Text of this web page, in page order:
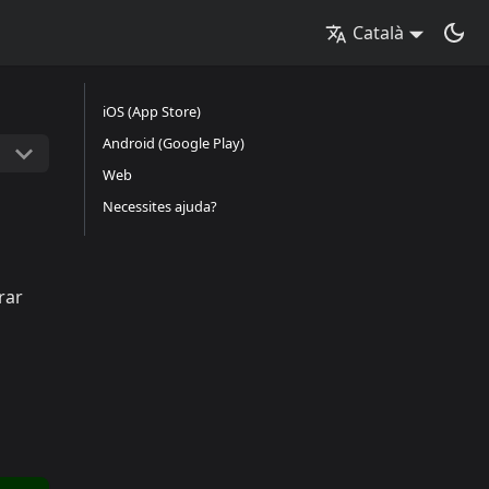
Català
iOS (App Store)
Android (Google Play)
Web
Necessites ajuda?